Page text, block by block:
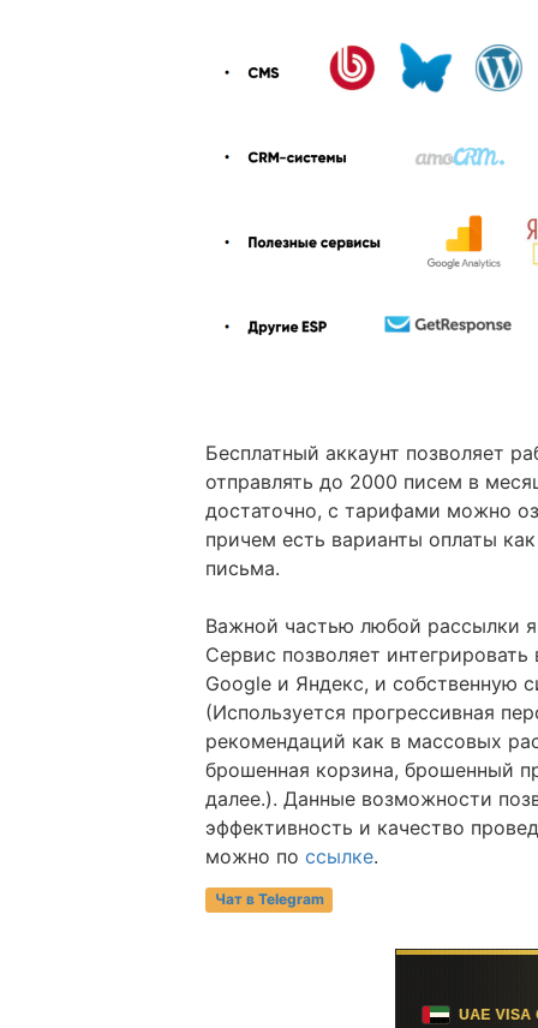
Бесплатный аккаунт позволяет
отправлять до 2000 писем в
достаточно, с тарифами можно
причем есть варианты оплаты
письма.
Важной частью любой рассылки
Сервис позволяет
Google и Яндекс, и собственную
(Используется прогрессивная
рекомендаций как в массовых
брошенная корзина, брошенный
далее.). Данные возможности
эффективность и качество
можно поссылке.
Чат в Telegram